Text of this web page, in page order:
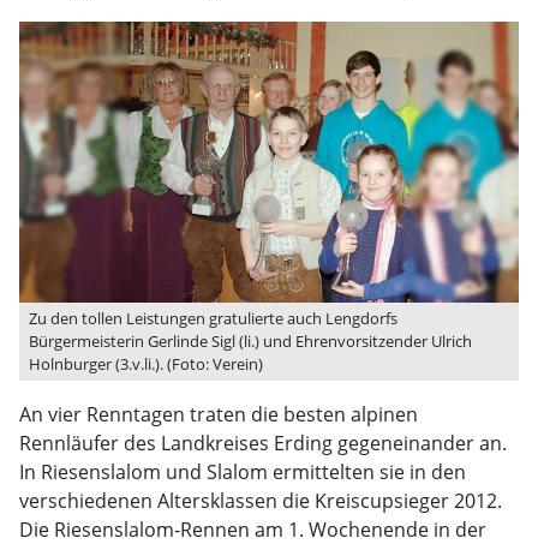
Zu den tollen Leistungen gratulierte auch Lengdorfs
Bürgermeisterin Gerlinde Sigl (li.) und Ehrenvorsitzender Ulrich
Holnburger (3.v.li.). (Foto: Verein)
An vier Renntagen traten die besten alpinen
Rennläufer des Landkreises Erding gegeneinander an.
In Riesenslalom und Slalom ermittelten sie in den
verschiedenen Altersklassen die Kreiscupsieger 2012.
Die Riesenslalom-Rennen am 1. Wochenende in der